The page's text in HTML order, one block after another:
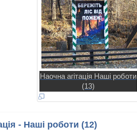
Наочна агітація Наші роботи
(13)
- Наші роботи (12)